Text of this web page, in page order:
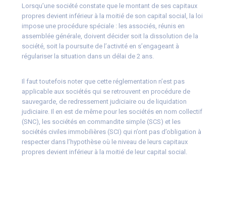
Lorsqu’une société constate que le montant de ses capitaux
propres devient inférieur à la moitié de son capital social, la loi
impose une procédure spéciale : les associés, réunis en
assemblée générale, doivent décider soit la dissolution de la
société, soit la poursuite de l’activité en s’engageant à
régulariser la situation dans un délai de 2 ans.
Il faut toutefois noter que cette réglementation n’est pas
applicable aux sociétés qui se retrouvent en procédure de
sauvegarde, de redressement judiciaire ou de liquidation
judiciaire. Il en est de même pour les sociétés en nom collectif
(SNC), les sociétés en commandite simple (SCS) et les
sociétés civiles immobilières (SCI) qui n’ont pas d’obligation à
respecter dans l’hypothèse où le niveau de leurs capitaux
propres devient inférieur à la moitié de leur capital social.